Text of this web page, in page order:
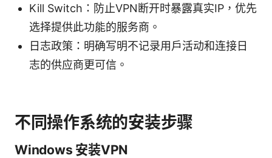
Kill Switch：防止VPN断开时暴露真实IP，优先
选择提供此功能的服务商。
日志政策：明确写明不记录用户活动和连接日
志的供应商更可信。
不同操作系统的安装步骤
Windows 安装VPN